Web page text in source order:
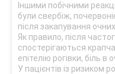
Іншими побічними
були свербіж,
після закапування
Як правило, після
спостерігаються
епітелію рогівки, біль в
У пацієнтів із ризиком